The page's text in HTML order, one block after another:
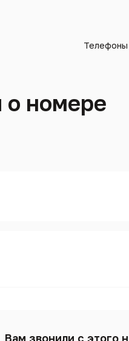
Телефоны
о номере
Вам звонили с этого